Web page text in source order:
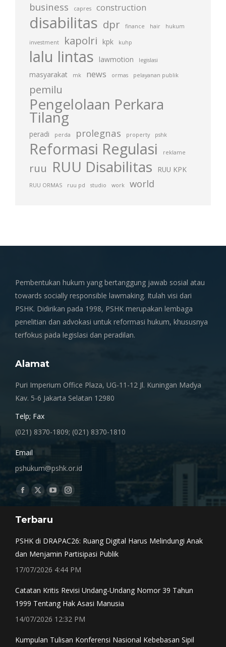
business capres construction
disabilitas dpr finance hair hukum
investment kapolri kpk kuhp
lalu lintas lawmotion legislasi
masyarakat mk news ormas pelayanan publik
pemilu
Pengelolaan Perkara
Tilang
peradi perda prolegnas property pshk
Reformasi Regulasi reklame
ruu RUU Disabilitas RUU KPK
RUU ORMAS ruu pd studio work world
Pembentukan hukum yang bertanggung jawab sosial atau
towards socially responsible lawmaking. Itulah visi dari
PSHK. Didirikan pada 1998, PSHK merupakan lembaga
penelitian dan advokasi untuk reformasi hukum, khususnya
terfokus pada legislasi dan peradilan.
Alamat
Puri Imperium Office Plaza, UG-11-12 Jl. Kuningan Madya
Kav. 5-6 Jakarta Selatan 12980
Telp; Fax
(021) 8370-1809; (021) 8370-1810
Email
pshukum@pshk.or.id
Find us on:
Facebook
opens
window
X
opens
window
YouTube
opens
Instagram
window
Terbaru
PSHK di DRAPAC26: Ruang Digital Harus Melindungi Anak
dan Menjamin Partisipasi Publik
17/07/2026 4:44 PM
Catatan Kritis Revisi Undang-Undang Nomor 39 Tahun
1999 Tentang Hak Asasi Manusia
14/07/2026 12:32 PM
Kumpulan Tulisan Konferensi Nasional Kebebasan Sipil